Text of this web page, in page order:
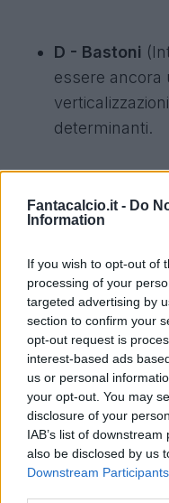
Fantacalcio.it - Do
Information
If you wish to opt-out of
processing of your
targeted advertising by
section to confirm your
opt-out request is
interest-based ads
us or personal
your opt-out. You may
disclosure of your
IAB’s list of
also be disclosed by us
Downstream Participants
D - Bastoni
essere ancora
determinanti.
E - Svensson
tantissimo,
per questo
C-Anguissa
inserimenti
letale questa